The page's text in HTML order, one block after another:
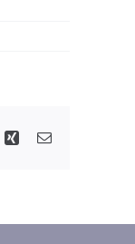
Xing Email